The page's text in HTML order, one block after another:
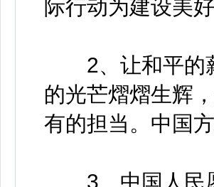
际行动为建设美
2、让和平的薪
的光芒熠熠生辉
有的担当。中国
3、中国人民愿